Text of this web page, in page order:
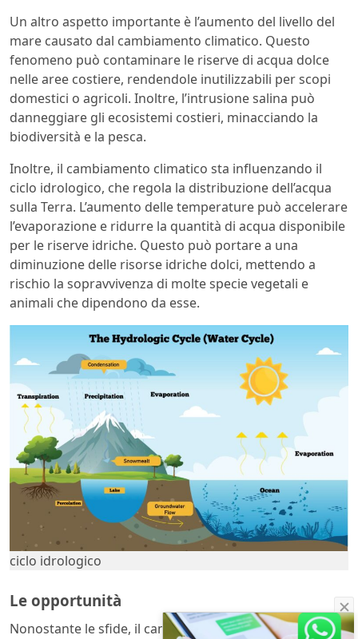
Un altro aspetto importante è l’aumento del livello del
mare causato dal cambiamento climatico. Questo
fenomeno può contaminare le riserve di acqua dolce
nelle aree costiere, rendendole inutilizzabili per scopi
domestici o agricoli. Inoltre, l’intrusione salina può
danneggiare gli ecosistemi costieri, minacciando la
biodiversità e la pesca.
Inoltre, il cambiamento climatico sta influenzando il
ciclo idrologico, che regola la distribuzione dell’acqua
sulla Terra. L’aumento delle temperature può accelerare
l’evaporazione e ridurre la quantità di acqua disponibile
per le riserve idriche. Questo può portare a una
diminuzione delle risorse idriche dolci, mettendo a
rischio la sopravvivenza di molte specie vegetali e
animali che dipendono da esse.
ciclo idrologico
Le opportunità
Nonostante le sfide, il cambiamento climatico offre